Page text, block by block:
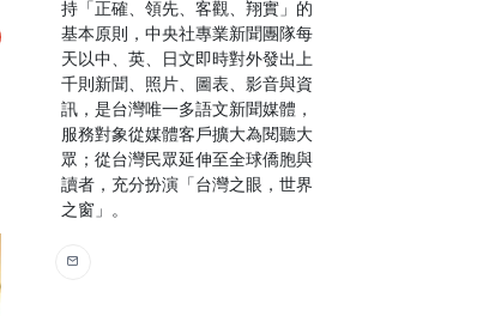
持「正確、領先、客觀、翔實」的
基本原則，中央社專業新聞團隊每
天以中、英、日文即時對外發出上
千則新聞、照片、圖表、影音與資
訊，是台灣唯一多語文新聞媒體，
服務對象從媒體客戶擴大為閱聽大
眾；從台灣民眾延伸至全球僑胞與
讀者，充分扮演「台灣之眼，世界
之窗」。